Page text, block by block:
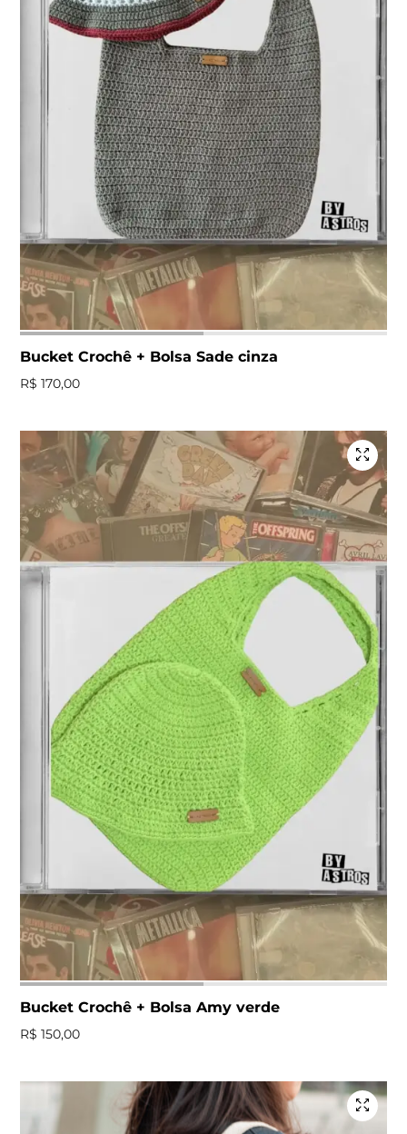
Bucket Crochê + Bolsa Sade cinza
R$ 170,00
Bucket Crochê + Bolsa Amy verde
R$ 150,00